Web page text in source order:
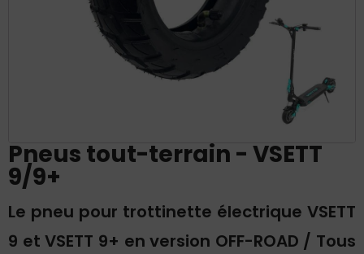
Pneus tout-terrain - VSETT
9/9+
Le pneu pour trottinette électrique VSETT
9 et VSETT 9+ en version OFF-ROAD / Tous